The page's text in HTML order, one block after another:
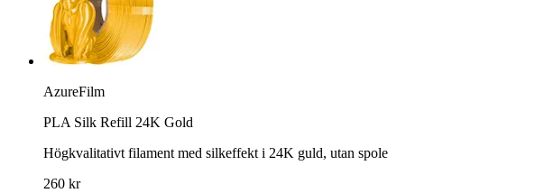
AzureFilm
PLA Silk Refill 24K Gold
Högkvalitativt filament med silkeffekt i 24K guld, utan spole
260 kr